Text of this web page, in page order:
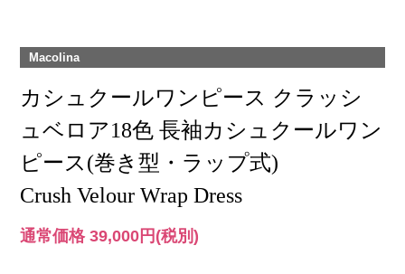
Macolina
カシュクールワンピース クラッシ
ュベロア18色 長袖カシュクールワン
ピース(巻き型・ラップ式)
Crush Velour Wrap Dress
通常価格 39,000円 (税別)